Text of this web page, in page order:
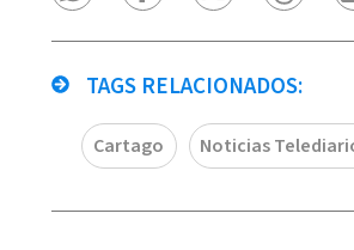
TAGS RELACIONADOS:
Cartago Noticias